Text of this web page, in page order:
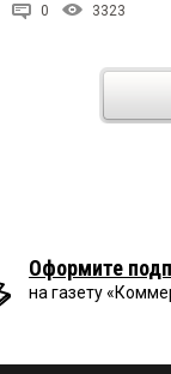
0 3323
Оформите
на газету